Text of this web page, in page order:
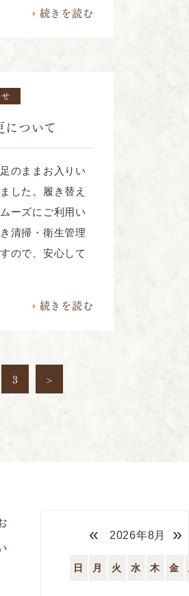
続きを読む
ついて
のままお入りい
した。履き替え
ーズにご利用い
清掃・衛生管理
ので、安心して
続きを読む
3 >
« 2026年8月 »
日 月 火 水 木 金